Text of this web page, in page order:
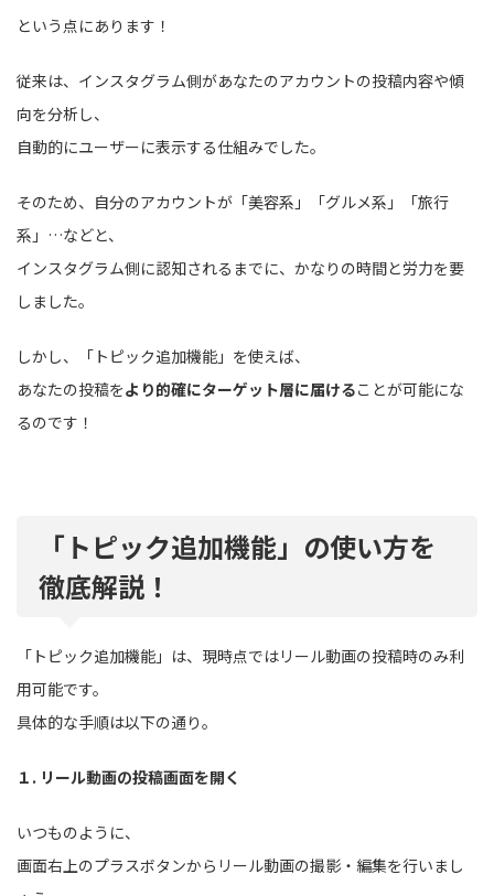
という点にあります！
従来は、インスタグラム側があなたのアカウントの投稿内容や傾
向を分析し、
自動的にユーザーに表示する仕組みでした。
そのため、自分のアカウントが「美容系」「グルメ系」「旅行
系」…などと、
インスタグラム側に認知されるまでに、かなりの時間と労力を要
しました。
しかし、「トピック追加機能」を使えば、
あなたの投稿をより的確にターゲット層に届けることが可能にな
るのです！
「トピック追加機能」の使い方を
徹底解説！
「トピック追加機能」は、現時点ではリール動画の投稿時のみ利
用可能です。
具体的な手順は以下の通り。
１. リール動画の投稿画面を開く
いつものように、
画面右上のプラスボタンからリール動画の撮影・編集を行いまし